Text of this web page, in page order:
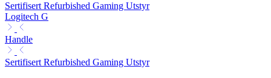
Sertifisert Refurbished Gaming Utstyr
Logitech G
Handle
Sertifisert Refurbished Gaming Utstyr